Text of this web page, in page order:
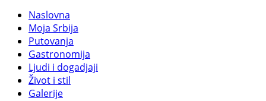
Naslovna
Moja Srbija
Putovanja
Gastronomija
Ljudi i dogadjaji
Život i stil
Galerije